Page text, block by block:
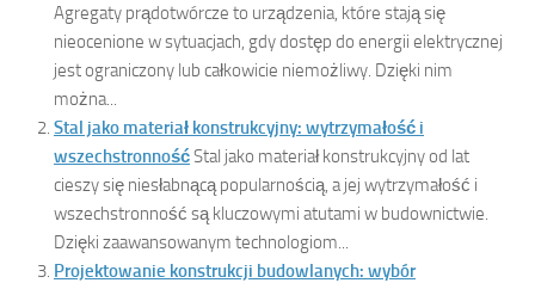
Agregaty prądotwórcze to urządzenia, które stają się
nieocenione w sytuacjach, gdy dostęp do energii elektrycznej
jest ograniczony lub całkowicie niemożliwy. Dzięki nim
można...
Stal jako materiał konstrukcyjny: wytrzymałość i
wszechstronnośćStal jako materiał konstrukcyjny od lat
cieszy się niesłabnącą popularnością, a jej wytrzymałość i
wszechstronność są kluczowymi atutami w budownictwie.
Dzięki zaawansowanym technologiom...
Projektowanie konstrukcji budowlanych: wybór